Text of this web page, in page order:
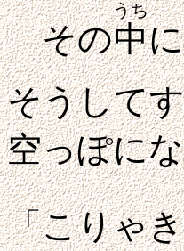
その中
うち
そうして
空っぽに
「こりゃ